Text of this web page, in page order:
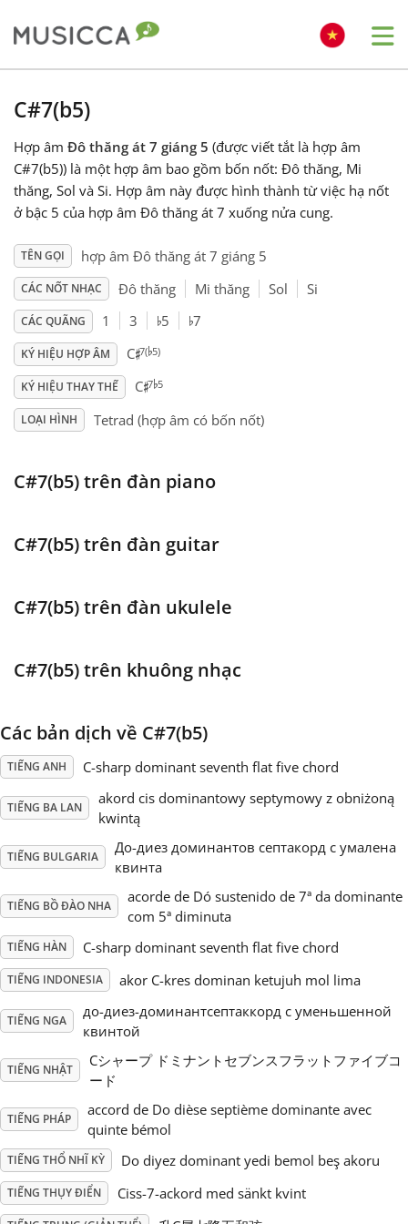
Български
Dansk
Deutsch
English
Español
Italiano
日本語
Polski
Português
Русский
Svenska
Tiếng Việt
Türkçe
Українська
简体中文
繁體中文
C#7(b5)
Hợp âm Đô thăng át 7 giáng 5 (được viết tắt là hợp âm
C#7(b5)) là một hợp âm bao gồm bốn nốt: Đô thăng, Mi
thăng, Sol và Si. Hợp âm này được hình thành từ việc hạ nốt
ở bậc 5 của hợp âm Đô thăng át 7 xuống nửa cung.
TÊN GỌI hợp âm Đô thăng át 7 giáng 5
CÁC NỐT NHẠC Đô thăng Mi thăng Sol Si
CÁC QUÃNG 1 3 ♭5 ♭7
KÝ HIỆU HỢP ÂM C♯7(♭5)
KÝ HIỆU THAY THẾ C♯7♭5
LOẠI HÌNH Tetrad (hợp âm có bốn nốt)
C#7(b5) trên đàn piano
C#7(b5) trên đàn guitar
C#7(b5) trên đàn ukulele
C#7(b5) trên khuông nhạc
Các bản dịch về C#7(b5)
TIẾNG ANH C-sharp dominant seventh flat five chord
TIẾNG BA LAN
akord cis dominantowy septymowy z obniżoną
kwintą
TIẾNG BULGARIA
До-диез доминантов септакорд с умалена
квинта
TIẾNG BỒ ĐÀO NHA
acorde de Dó sustenido de 7ª da dominante
com 5ª diminuta
TIẾNG HÀN C-sharp dominant seventh flat five chord
TIẾNG INDONESIA akor C-kres dominan ketujuh mol lima
TIẾNG NGA
до-диез-доминантсептаккорд с уменьшенной
квинтой
TIẾNG NHẬT
Cシャープ ドミナントセブンスフラットファイブコ
ード
TIẾNG PHÁP
accord de Do dièse septième dominante avec
quinte bémol
TIẾNG THỔ NHĨ KỲ Do diyez dominant yedi bemol beş akoru
TIẾNG THỤY ĐIỂN Ciss-7-ackord med sänkt kvint